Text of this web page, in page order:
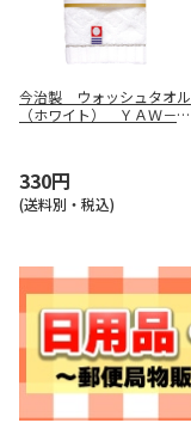
今治製 ウォッシュタオル
（ホワイト） ＹＡＷ－Ｗ
330円
(送料別・税込)